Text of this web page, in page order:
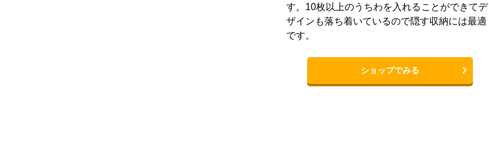
す。10枚以上のうちわを入れることができてデ
ザインも落ち着いているので隠す収納には最適
です。
ショップでみる